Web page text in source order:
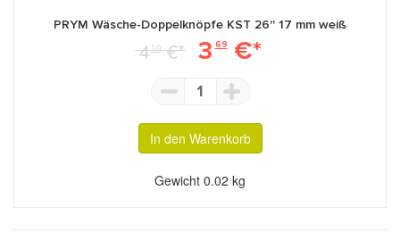
PRYM Wäsche-Doppelknöpfe KST 26'' 17 mm weiß
410€* 3 69€*
1
In den Warenkorb
Gewicht 0.02 kg